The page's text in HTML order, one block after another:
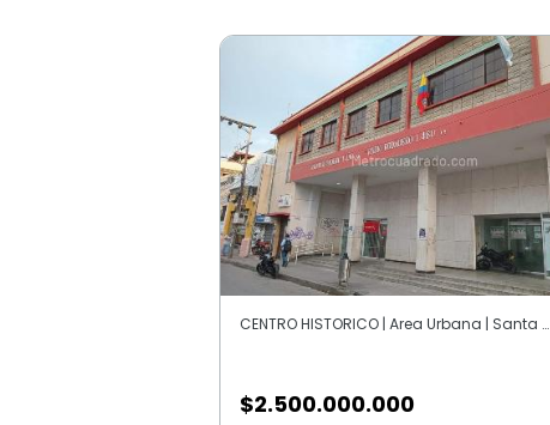
CENTRO HISTORICO | Area Urbana | Santa Marta
$2.500.000.000